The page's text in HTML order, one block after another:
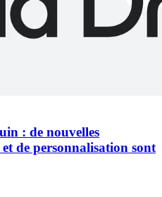
: de nouvelles
de personnalisation sont